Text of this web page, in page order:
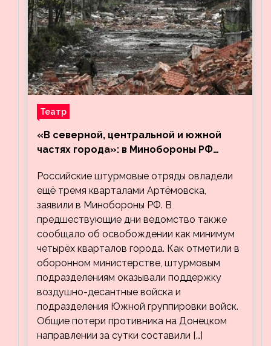
Театр
«В северной, центральной и южной
частях города»: в Минобороны РФ
кварталов Артёмовска
Российские штурмовые отряды овладели
ещё тремя кварталами Артёмовска,
заявили в Минобороны РФ. В
предшествующие дни ведомство также
сообщало об освобождении как минимум
четырёх кварталов города. Как отметили в
оборонном министерстве, штурмовым
подразделениям оказывали поддержку
воздушно-десантные войска и
подразделения Южной группировки войск.
Общие потери противника на Донецком
направлении за сутки составили […]